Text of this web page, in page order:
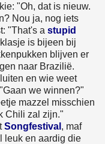
"Oh, dat is nieuw.
Nou ja, nog iets
"That's a stupid
is bijeen bij
blijven er
naar Brazilië.
en wie weet
we winnen?"
mazzel misschien
Chili zal zijn."
Songfestival , maf
leuk en aardig die